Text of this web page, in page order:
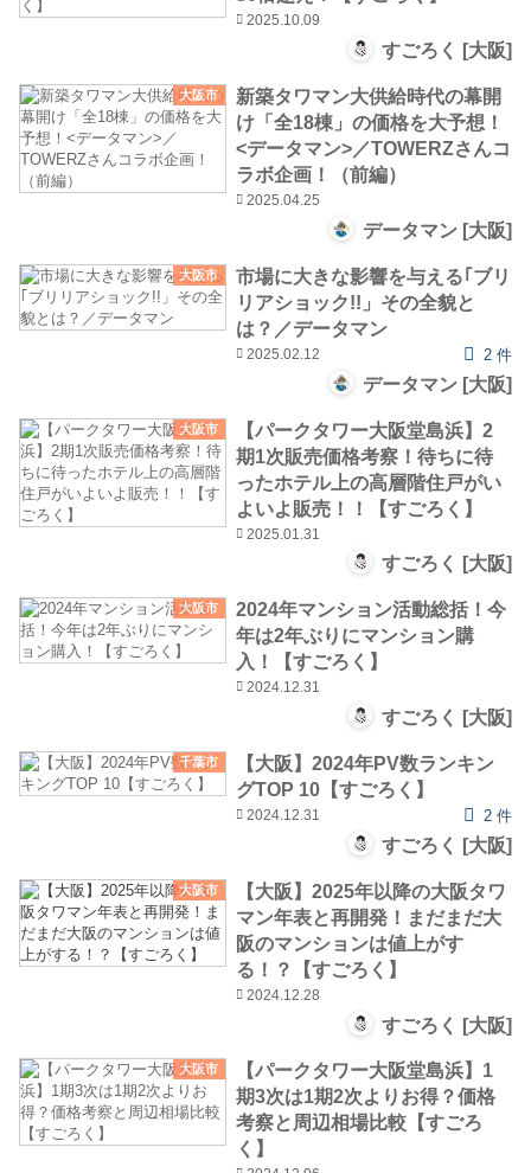
2025.10.09
すごろく [大阪]
大阪市
新築タワマン大供給時代の幕開
け「全18棟」の価格を大予想！
<データマン>／TOWERZさんコ
ラボ企画！（前編）
2025.04.25
データマン [大阪]
大阪市
市場に大きな影響を与える｢ブリ
リアショック!!」その全貌と
は？／データマン
2025.02.12 2 件
データマン [大阪]
大阪市
【パークタワー大阪堂島浜】2
期1次販売価格考察！待ちに待
ったホテル上の高層階住戸がい
よいよ販売！！【すごろく】
2025.01.31
すごろく [大阪]
大阪市
2024年マンション活動総括！今
年は2年ぶりにマンション購
入！【すごろく】
2024.12.31
すごろく [大阪]
千葉市
【大阪】2024年PV数ランキン
グTOP 10【すごろく】
2024.12.31 2 件
すごろく [大阪]
大阪市
【大阪】2025年以降の大阪タワ
マン年表と再開発！まだまだ大
阪のマンションは値上がす
る！？【すごろく】
2024.12.28
すごろく [大阪]
大阪市
【パークタワー大阪堂島浜】1
期3次は1期2次よりお得？価格
考察と周辺相場比較【すごろ
く】